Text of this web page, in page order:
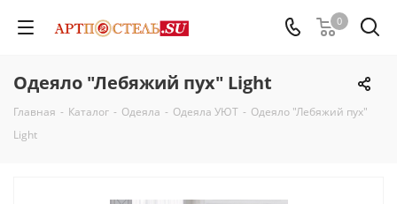
0
Одеяло "Лебяжий пух" Light
Главная - Каталог - Одеяла - Одеяла УЮТ - Одеяло "Лебяжий пух"
Light